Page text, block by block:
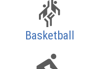
Basketball